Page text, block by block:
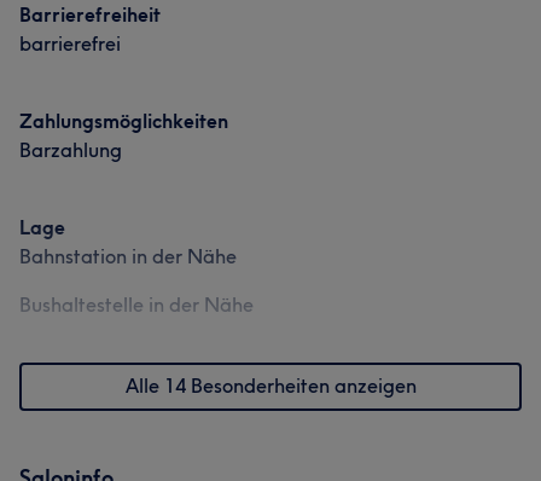
Barrierefreiheit
barrierefrei
Zahlungsmöglichkeiten
Barzahlung
Lage
Bahnstation in der Nähe
Bushaltestelle in der Nähe
Alle 14 Besonderheiten anzeigen